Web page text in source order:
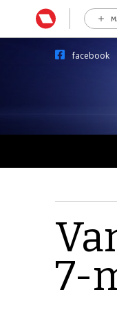
facebook
7-